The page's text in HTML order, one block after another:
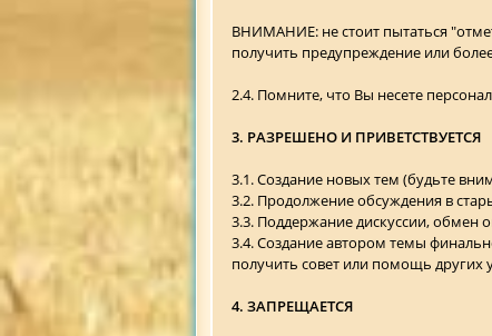
ВНИМАНИЕ: не стоит пытаться
получить предупреждение или
2.4. Помните, что Вы несете
3. РАЗРЕШЕНО И ПРИВЕТСТВУЕТСЯ
3.1. Создание новых тем (будьте
3.2. Продолжение обсуждения в
3.3. Поддержание дискуссии, обмен
3.4. Создание автором темы
получить совет или помощь других
4. ЗАПРЕЩАЕТСЯ